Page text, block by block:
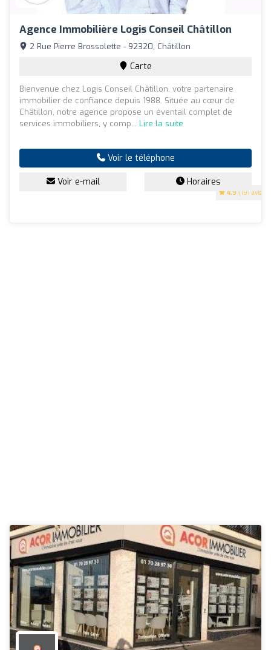
Agence Immobilière Logis Conseil Châtillon
4.9 (191 avis)
2 Rue Pierre Brossolette - 92320, Châtillon
Carte
Bienvenue chez Logis Conseil Châtillon, votre partenaire
immobilier de confiance depuis 1988. Située au cœur de
Châtillon, notre agence propose un éventail complet de
services immobiliers, y comp... Lire la suite
Voir le téléphone
Voir e-mail Horaires